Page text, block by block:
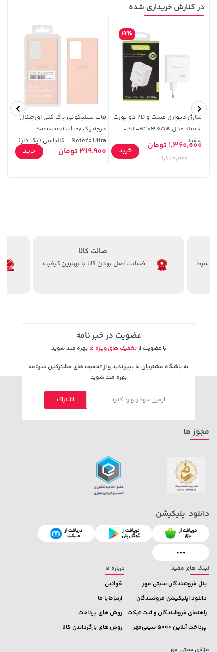
2,275,000
خرید
108,000 تومان
خرید
در کنارش خریداری شده
شارژر دیواری فست و PD دو پورت
Storia مدل ST-BC03 55W -
سفید
19%
1,360,000 تومان
1,660,000
خرید
قاب سیلیکونی پاک کنی اورجینال
درجه یک Samsung Galaxy
Note20 Ultra - کالباسی (پک دار)
319,900 تومان خرید
اصالت کالا
ضمانت اصل بودن کالا با بهترین کیفیت
عضویت در خبر نامه
با عضویت ازتخفیف های ویژه ما بهره مند شوید
به باشگاه مشتریان ما بپیوندید و از تخفیف های مشترکین خبرنامه
بهره مند شوید
اشتراک
لینک های مفید
پنل فروشندگان سیتی مهر
دانلود اپلیکیشن فروشندگان
راهنمای فروشندگان و ثبت تیکت
پرداخت آنلاین 5000 سیتی‌مهر
درباره ما
قوانین
ارتباط با ما
روش های پرداخت
روش های بازگرداندن کالا
مزایای سیتی مهر
مجوز ها
دانلود اپلیکیشن